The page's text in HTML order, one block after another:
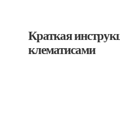
Краткая
клематисами